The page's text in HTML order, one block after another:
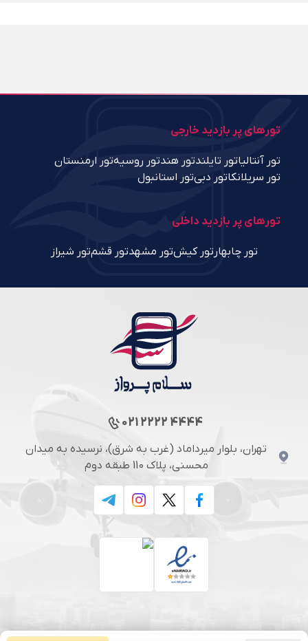
تورهای پر بازدید خارجی
تور آنتالیاتور تایلندتور هندتور روسیهتور ارمنستان
تور سریلانکاتور دبیتور استانبول
تورهای پر بازدید داخلی
تور چابهار تور کیشتور مشهدتور قشمتور شیراز
021 2222 4444
تهران، بلوار میرداماد (غرب به شرق)، نرسیده به میدان
محسنی، پلاک 110 طبقه دوم